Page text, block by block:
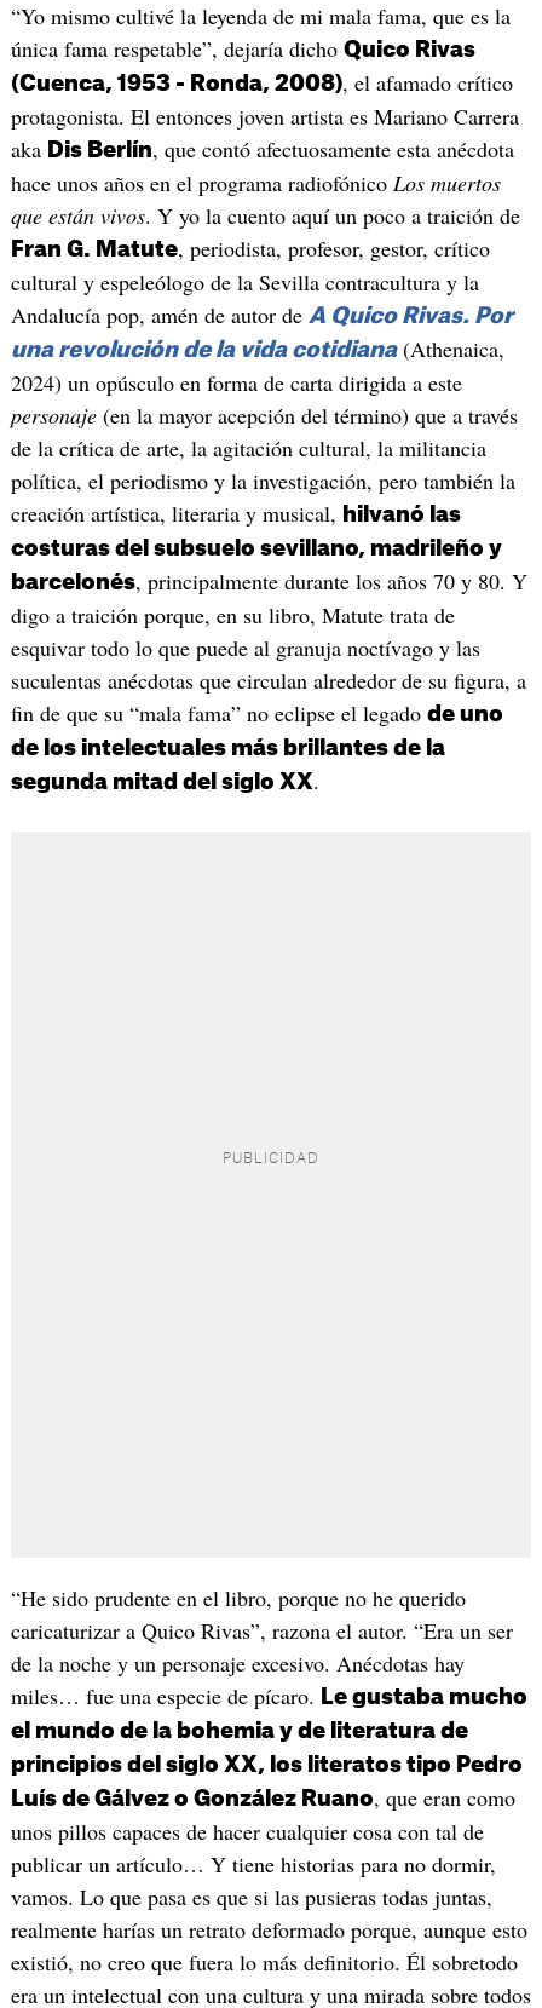
“Yo mismo cultivé la leyenda de mi mala fama, que es la
única fama respetable”, dejaría dicho Quico Rivas
(Cuenca, 1953 - Ronda, 2008), el afamado crítico
protagonista. El entonces joven artista es Mariano Carrera
aka Dis Berlín, que contó afectuosamente esta anécdota
hace unos años en el programa radiofónico Los muertos
que están vivos. Y yo la cuento aquí un poco a traición de
Fran G. Matute, periodista, profesor, gestor, crítico
cultural y espeleólogo de la Sevilla contracultura y la
Andalucía pop, amén de autor de A Quico Rivas. Por
una revolución de la vida cotidiana(Athenaica,
2024) un opúsculo en forma de carta dirigida a este
personaje(en la mayor acepción del término) que a través
de la crítica de arte, la agitación cultural, la militancia
política, el periodismo y la investigación, pero también la
creación artística, literaria y musical, hilvanó las
costuras del subsuelo sevillano, madrileño y
barcelonés, principalmente durante los años 70 y 80. Y
digo a traición porque, en su libro, Matute trata de
esquivar todo lo que puede al granuja noctívago y las
suculentas anécdotas que circulan alrededor de su figura, a
fin de que su “mala fama” no eclipse el legado de uno
de los intelectuales más brillantes de la
segunda mitad del siglo XX.
“He sido prudente en el libro, porque no he querido
caricaturizar a Quico Rivas”, razona el autor. “Era un ser
de la noche y un personaje excesivo. Anécdotas hay
miles… fue una especie de pícaro.
Le gustaba mucho
el mundo de la bohemia y de literatura de
principios del siglo XX, los literatos tipo Pedro
Luís de Gálvez o González Ruano, que eran como
unos pillos capaces de hacer cualquier cosa con tal de
publicar un artículo… Y tiene historias para no dormir,
vamos. Lo que pasa es que si las pusieras todas juntas,
realmente harías un retrato deformado porque, aunque esto
existió, no creo que fuera lo más definitorio. Él sobretodo
era un intelectual con una cultura y una mirada sobre todos